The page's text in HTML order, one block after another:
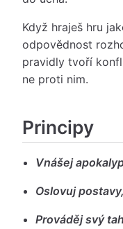
Když hraješ hru
odpovědnost
pravidly tvoří
ne proti nim.
Principy
Vnášej
Oslovuj
Prováděj svý